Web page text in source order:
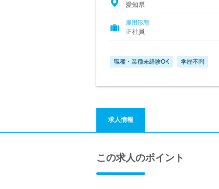
愛知県
雇用形態
正社員
職種・業種未経験OK 学歴不問
求人情報
この求人のポイント